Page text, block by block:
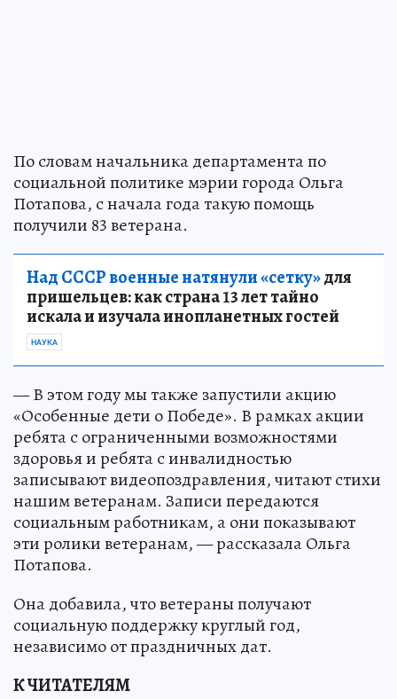
По словам начальника департамента по
социальной политике мэрии города Ольга
Потапова, с начала года такую помощь
получили 83 ветерана.
Над СССР военные натянули «сетку»для
пришельцев: как страна 13 лет тайно
искала и изучала инопланетных гостей
НАУКА
— В этом году мы также запустили акцию
«Особенные дети о Победе». В рамках акции
ребята с ограниченными возможностями
здоровья и ребята с инвалидностью
записывают видеопоздравления, читают стихи
нашим ветеранам. Записи передаются
социальным работникам, а они показывают
эти ролики ветеранам, — рассказала Ольга
Потапова.
Она добавила, что ветераны получают
социальную поддержку круглый год,
независимо от праздничных дат.
К ЧИТАТЕЛЯМ